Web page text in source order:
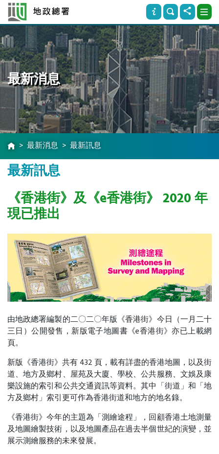
最新消息
最新消息 最新訊息
最新訊息
《香港街》及《e香港街》 2020 年
現已推出
由地政總署編製的二〇二〇年版《香港街》今日（一月二十
三日）公開發售，新版電子地圖書《e香港街》亦已上載網
頁。
新版《香港街》共有 432 頁，載有詳盡的香港地圖，以及街
道、地方及鄉村、屋苑及大廈、學校、公共服務、文娛及康
樂設施的索引和公共交通資訊等資料。其中「街道」和「地
方及鄉村」索引更可作為香港街道和地方的地名錄。
《香港街》今年的主題為「測繪途程」，回顧香港土地測量
及地圖繪製技術，以及地圖產品在過去半個世紀的演變，並
展示測繪服務的未來發展。